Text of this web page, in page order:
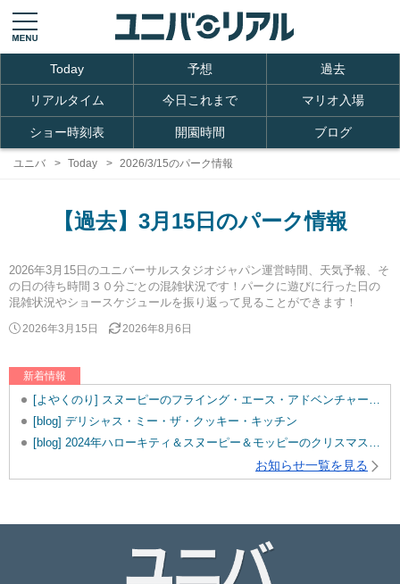
Today 予想 過去
リアルタイム 今日これまで マリオ入場
ショー時刻表 開園時間 ブログ
ユニバ Today 2026/3/15のパーク情報
【過去】3月15日のパーク情報
2026年3月15日のユニバーサルスタジオジャパン運営時間、天気予報、そ
の日の待ち時間３０分ごとの混雑状況です！パークに遊びに行った日の
混雑状況やショースケジュールを振り返って見ることができます！
2026年3月15日 2026年8月6日
新着情報
[よやくのり] スヌーピーのフライング・エース・アドベンチャーを追加しました。
[blog] デリシャス・ミー・ザ・クッキー・キッチン
[blog] 2024年ハローキティ＆スヌーピー＆モッピーのクリスマスグッズ♡
お知らせ一覧を見る